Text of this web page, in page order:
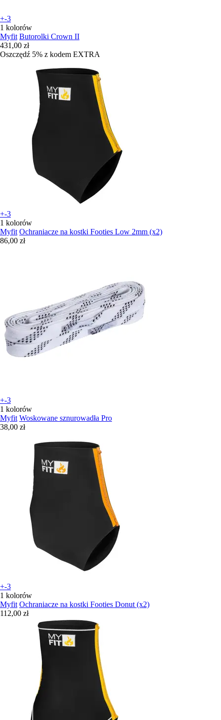
+-3
1 kolorów
Myfit Butorolki Crown II
431,00 zł
Oszczędź 5% z kodem EXTRA
+-3
1 kolorów
Myfit Ochraniacze na kostki Footies Low 2mm (x2)
86,00 zł
+-3
1 kolorów
Myfit Woskowane sznurowadła Pro
38,00 zł
+-3
1 kolorów
Myfit Ochraniacze na kostki Footies Donut (x2)
112,00 zł